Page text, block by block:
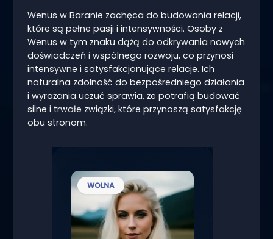
Wenus w Baranie zachęca do budowania relacji,
które są pełne pasji i intensywności. Osoby z
Wenus w tym znaku dążą do odkrywania nowych
doświadczeń i wspólnego rozwoju, co przynosi
intensywne i satysfakcjonujące relacje. Ich
naturalna zdolność do bezpośredniego działania
i wyrażania uczuć sprawia, że potrafią budować
silne i trwałe związki, które przynoszą satysfakcję
obu stronom.